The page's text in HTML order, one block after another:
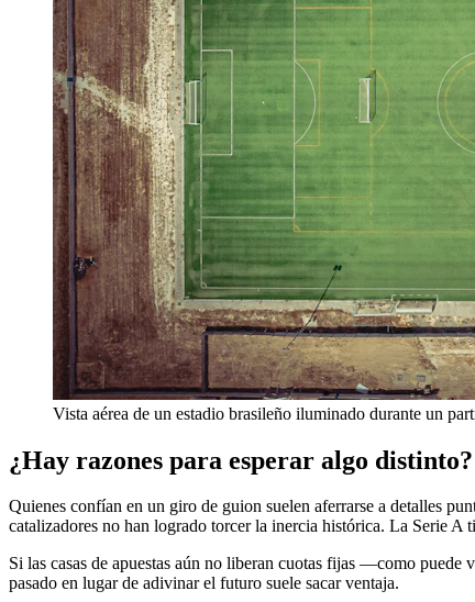
Vista aérea de un estadio brasileño iluminado durante un
¿Hay razones para esperar algo distinto?
Quienes confían en un giro de guion suelen aferrarse a detalles
catalizadores no han logrado torcer la inercia histórica. La Serie A
Si las casas de apuestas aún no liberan cuotas fijas —como puede
pasado en lugar de adivinar el futuro suele sacar ventaja.